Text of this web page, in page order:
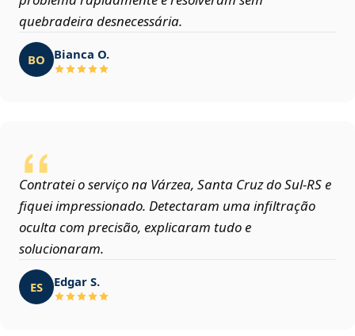
quebradeira desnecessária.
BO Bianca O.
Contratei o serviço na Várzea, Santa Cruz do Sul‑RS e
fiquei impressionado. Detectaram uma infiltração
oculta com precisão, explicaram tudo e
solucionaram.
ES Edgar S.